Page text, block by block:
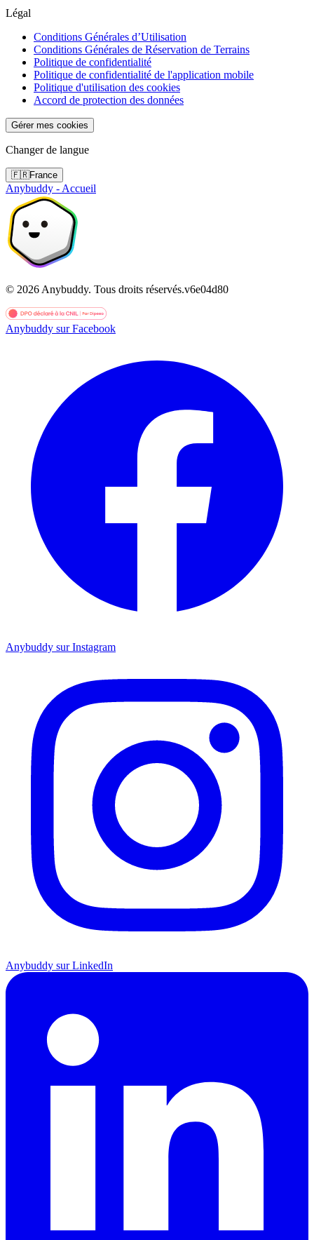
Légal
Conditions Générales d’Utilisation
Conditions Générales de Réservation de Terrains
Politique de confidentialité
Politique de confidentialité de l'application mobile
Politique d'utilisation des cookies
Accord de protection des données
Gérer mes cookies
Changer de langue
🇫🇷France
Anybuddy - Accueil
© 2026 Anybuddy. Tous droits réservés.v6e04d80
Anybuddy sur Facebook
Anybuddy sur Instagram
Anybuddy sur LinkedIn